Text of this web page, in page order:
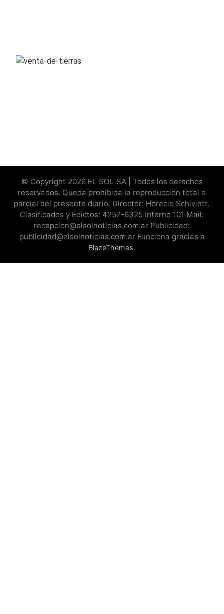
© Copyright 2026 EL SOL SA | Todos los derechos
reservados. Queda prohibida la reproducción total o
parcial del presente diario. Director: Horacio Schivintt.
Clasificados y Edictos: 4257-6325 Interno 101 Mail:
recepcion@elsolnoticias.com.ar Publicidad:
publicidad@elsolnoticias.com.ar Funciona gracias a
BlazeThemes.